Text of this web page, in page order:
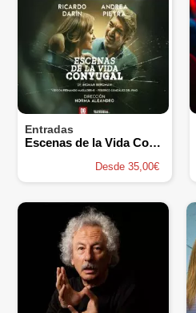
Entradas
Escenas de la Vida Conyugal
Desde 35,00€